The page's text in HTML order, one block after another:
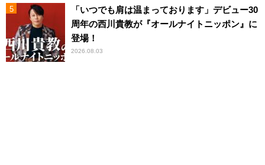
「いつでも肩は温まっております」デビュー30
周年の西川貴教が『オールナイトニッポン』に
登場！
2026.08.03